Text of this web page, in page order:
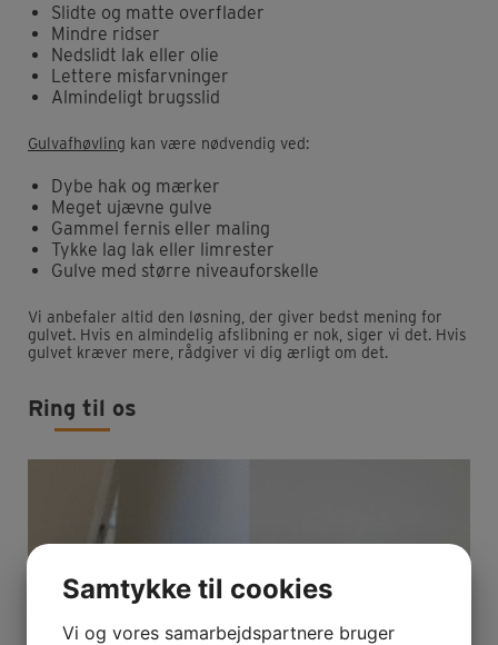
Slidte og matte overflader
Mindre ridser
Nedslidt lak eller olie
Lettere misfarvninger
Almindeligt brugsslid
Gulvafhøvling kan være nødvendig ved:
Dybe hak og mærker
Meget ujævne gulve
Gammel fernis eller maling
Tykke lag lak eller limrester
Gulve med større niveauforskelle
Vi anbefaler altid den løsning, der giver bedst mening for
gulvet. Hvis en almindelig afslibning er nok, siger vi det. Hvis
gulvet kræver mere, rådgiver vi dig ærligt om det.
Ring til os
Samtykke til cookies
Vi og vores samarbejdspartnere bruger